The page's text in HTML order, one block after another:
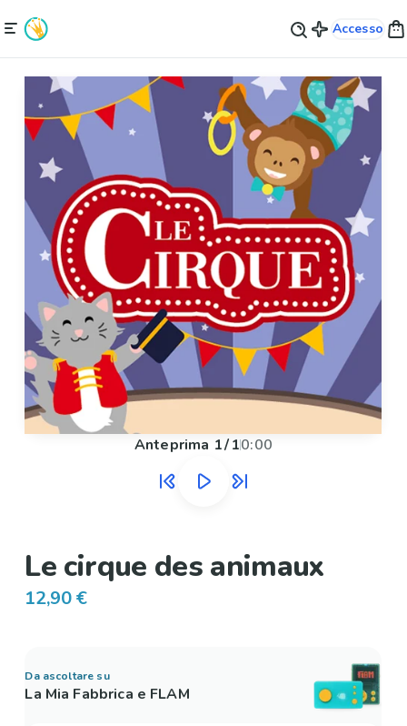
Accesso
Anteprima 1/10:00
Le cirque des animaux
12,90 €
Da ascoltare su
La Mia Fabbrica e FLAM